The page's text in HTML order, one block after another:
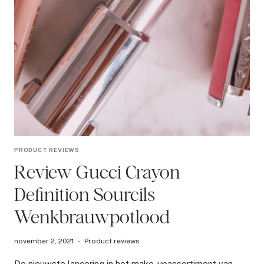
PRODUCT REVIEWS
Review Gucci Crayon
Definition Sourcils
Wenkbrauwpotlood
november 2, 2021 Product reviews